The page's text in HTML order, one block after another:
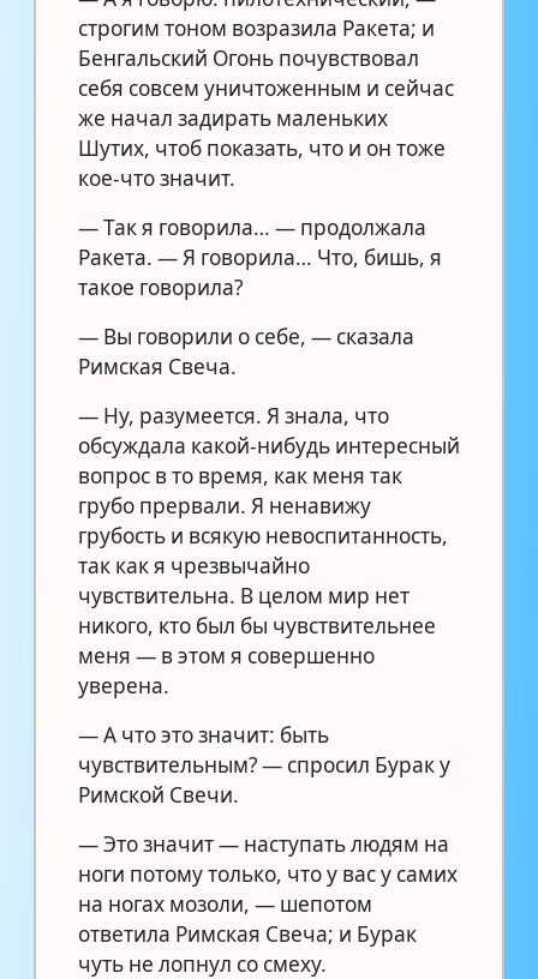
строгим тоном возразила Ракета; и
Бенгальский Огонь почувствовал
себя совсем уничтоженным и сейчас
же начал задирать маленьких
Шутих, чтоб показать, что и он тоже
кое-что значит.
— Так я говорила… — продолжала
Ракета. — Я говорила… Что, бишь, я
такое говорила?
— Вы говорили о себе, — сказала
Римская Свеча.
— Ну, разумеется. Я знала, что
обсуждала какой-нибудь интересный
вопрос в то время, как меня так
грубо прервали. Я ненавижу
грубость и всякую невоспитанность,
так как я чрезвычайно
чувствительна. В целом мир нет
никого, кто был бы чувствительнее
меня — в этом я совершенно
уверена.
— А что это значит: быть
чувствительным? — спросил Бурак у
Римской Свечи.
— Это значит — наступать людям на
ноги потому только, что у вас у самих
на ногах мозоли, — шепотом
ответила Римская Свеча; и Бурак
чуть не лопнул со смеху.